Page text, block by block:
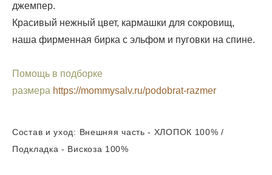
джемпер.
Красивый нежный цвет, кармашки для сокровищ,
наша фирменная бирка с эльфом и пуговки на спине.
Помощь в подборке
размера https://mommysalv.ru/podobrat-razmer
Состав и уход: Внешняя часть - ХЛОПОК 100% /
Подкладка - Вискоза 100%